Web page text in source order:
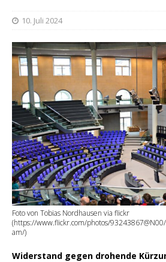
10. Juli 2024
Foto von Tobias Nordhausen via flickr
(https://www.flickr.com/photos/
am/)
Widerstand gegen drohende